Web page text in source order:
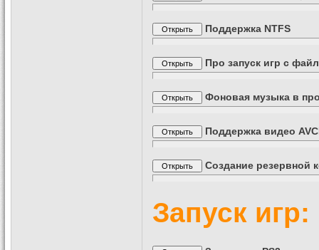
Поддержка NTFS
Про запуск игр с
Фоновая музыка в
Поддержка видео
Создание резервной
Запуск игр: